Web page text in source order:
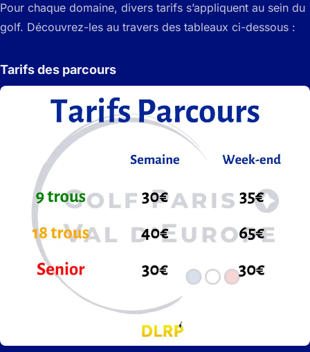
Pour chaque domaine, divers tarifs s’appliquent au sein du
golf. Découvrez-les au travers des tableaux ci-dessous :
Tarifs des parcours